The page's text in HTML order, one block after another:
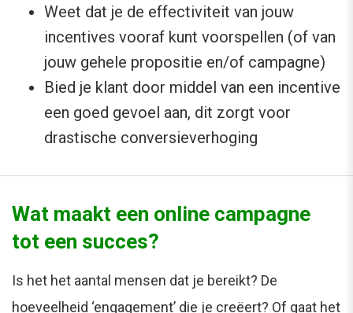
Weet dat je de effectiviteit van jouw
incentives vooraf kunt voorspellen (of van
jouw gehele propositie en/of campagne)
Bied je klant door middel van een incentive
een goed gevoel aan, dit zorgt voor
drastische conversieverhoging
Wat maakt een online campagne
tot een succes?
Is het het aantal mensen dat je bereikt? De
hoeveelheid ‘engagement’ die je creëert? Of gaat het